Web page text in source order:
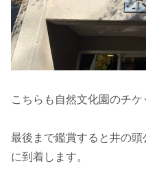
こちらも自然文化園のチケ
最後まで鑑賞すると井の
に到着します。